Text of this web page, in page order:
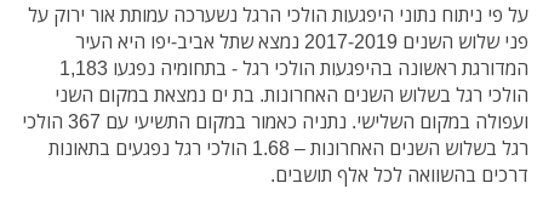
על פי ניתוח נתוני היפגעות הולכי הרגל נשערכה עמותת אור ירוק על
פני שלוש השנים 2017-2019 נמצא שתל אביב-יפו היא העיר
המדורגת ראשונה בהיפגעות הולכי רגל - בתחומיה נפגעו 1,183
הולכי רגל בשלוש השנים האחרונות. בת ים נמצאת במקום השני
ועפולה במקום השלישי. נתניה כאמור במקום התשיעי עם 367 הולכי
רגל בשלוש השנים האחרונות – 1.68 הולכי רגל נפגעים בתאונות
דרכים בהשוואה לכל אלף תושבים.